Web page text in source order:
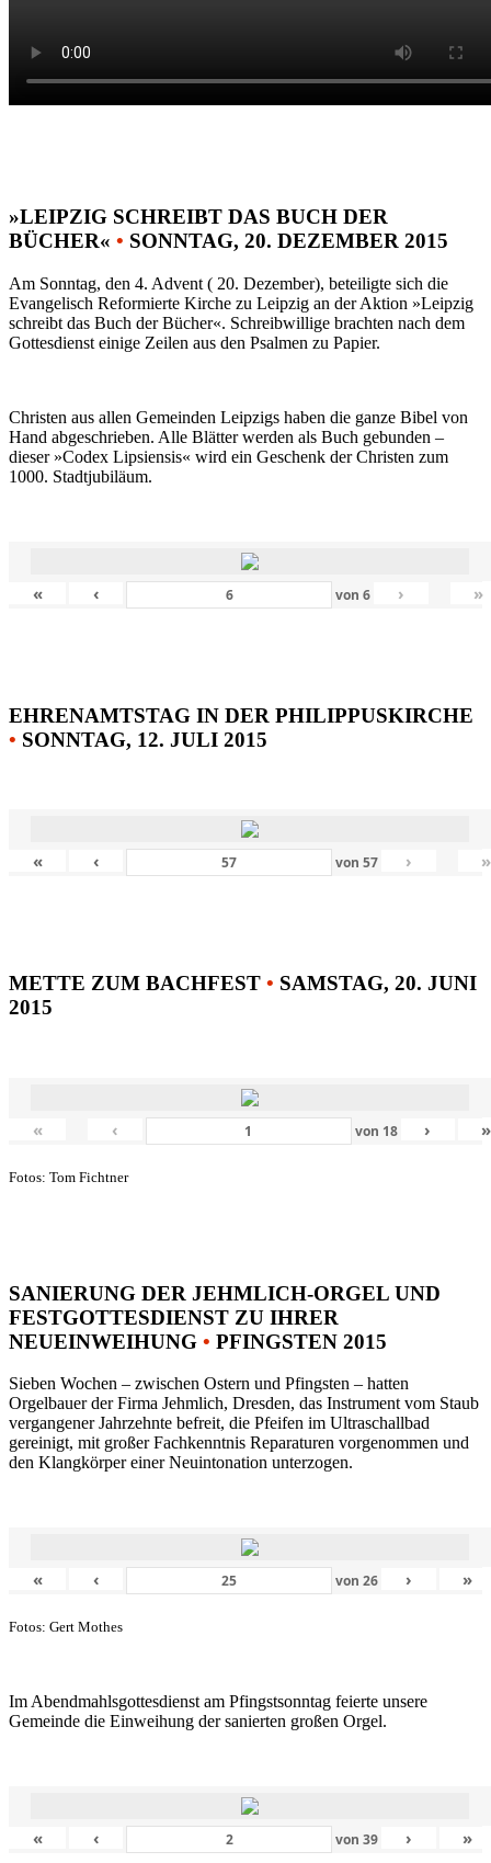
»LEIPZIG SCHREIBT DAS BUCH DER
BÜCHER« • SONNTAG, 20. DEZEMBER 2015
Am Sonntag, den 4. Advent ( 20. Dezember), beteiligte sich die
Evangelisch Reformierte Kirche zu Leipzig an der Aktion »Leipzig
schreibt das Buch der Bücher«. Schreibwillige brachten nach dem
Gottesdienst einige Zeilen aus den Psalmen zu Papier.
Christen aus allen Gemeinden Leipzigs haben die ganze Bibel von
Hand abgeschrieben. Alle Blätter werden als Buch gebunden –
dieser »Codex Lipsiensis« wird ein Geschenk der Christen zum
1000. Stadtjubiläum.
« ‹ von6 › »
EHRENAMTSTAG IN DER PHILIPPUSKIRCHE
• SONNTAG, 12. JULI 2015
« ‹ von57 › »
METTE ZUM BACHFEST • SAMSTAG, 20. JUNI
2015
« ‹ von 18 › »
Fotos: Tom Fichtner
SANIERUNG DER JEHMLICH-ORGEL UND
FESTGOTTESDIENST ZU IHRER
NEUEINWEIHUNG • PFINGSTEN 2015
Sieben Wochen – zwischen Ostern und Pfingsten – hatten
Orgelbauer der Firma Jehmlich, Dresden, das Instrument vom Staub
vergangener Jahrzehnte befreit, die Pfeifen im Ultraschallbad
gereinigt, mit großer Fachkenntnis Reparaturen vorgenommen und
den Klangkörper einer Neuintonation unterzogen.
« ‹ von26 › »
Fotos: Gert Mothes
Im Abendmahlsgottesdienst am Pfingstsonntag feierte unsere
Gemeinde die Einweihung der sanierten großen Orgel.
« ‹ von39 › »